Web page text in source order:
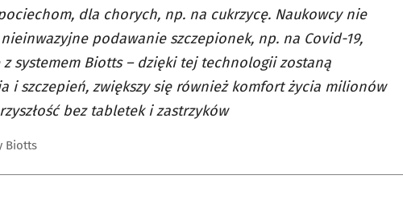
dla chorych, np. na cukrzycę. Naukowcy nie
podawanie szczepionek, np. na Covid-19,
systemem Biotts – dzięki tej technologii zostaną
i szczepień, zwiększy się również komfort życia milionów
bez tabletek i zastrzyków
Biotts